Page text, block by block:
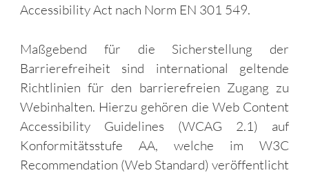
Accessibility Act nach Norm EN 301 549.
Maßgebend für die Sicherstellung der
Barrierefreiheit sind international geltende
Richtlinien für den barrierefreien Zugang zu
Webinhalten. Hierzu gehören die Web Content
Accessibility Guidelines (WCAG 2.1) auf
Konformitätsstufe AA, welche im W3C
Recommendation (Web Standard) veröffentlicht